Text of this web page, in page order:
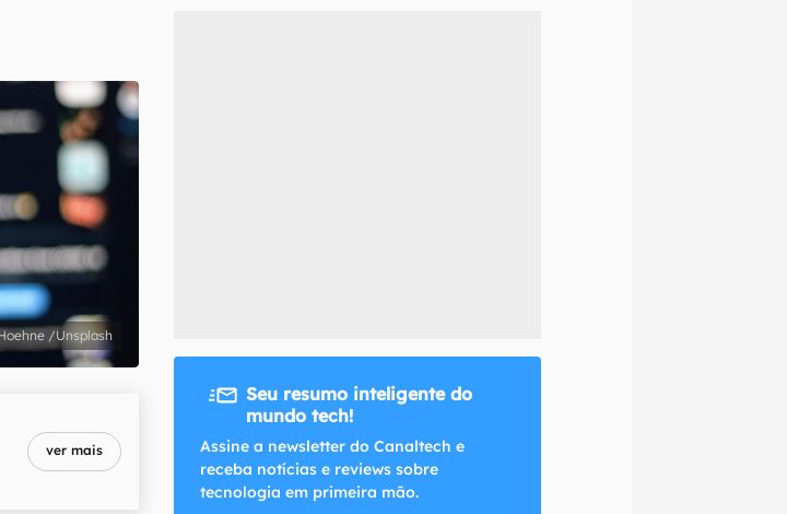
inscreva-se
de Uso e Política de Privacidade do Canaltech.
/Unsplash
ver mais
Seu resumo inteligente do
mundo tech!
Assine a newsletter do Canaltech e
receba notícias e reviews sobre
tecnologia em primeira mão.